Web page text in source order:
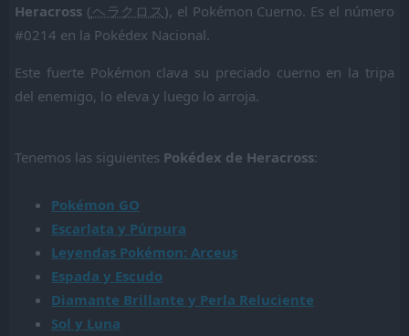
Heracross (ヘラクロス ), el Pokémon Cuerno. Es el número
#0214 en la Pokédex Nacional.
Este fuerte Pokémon clava su preciado cuerno en la tripa
del enemigo, lo eleva y luego lo arroja.
Tenemos las siguientes Pokédex de Heracross:
Pokémon GO
Escarlata y Púrpura
Leyendas Pokémon: Arceus
Espada y Escudo
Diamante Brillante y Perla Reluciente
Sol y Luna